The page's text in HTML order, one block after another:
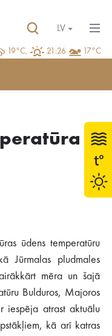
19°C, 21:26 17°C
LV
ūdens temperatūru
Jūrmalas pludmales
mēra un šajā
Bulduros, Majoros
iespēja atrast aktuālu
kā arī katras